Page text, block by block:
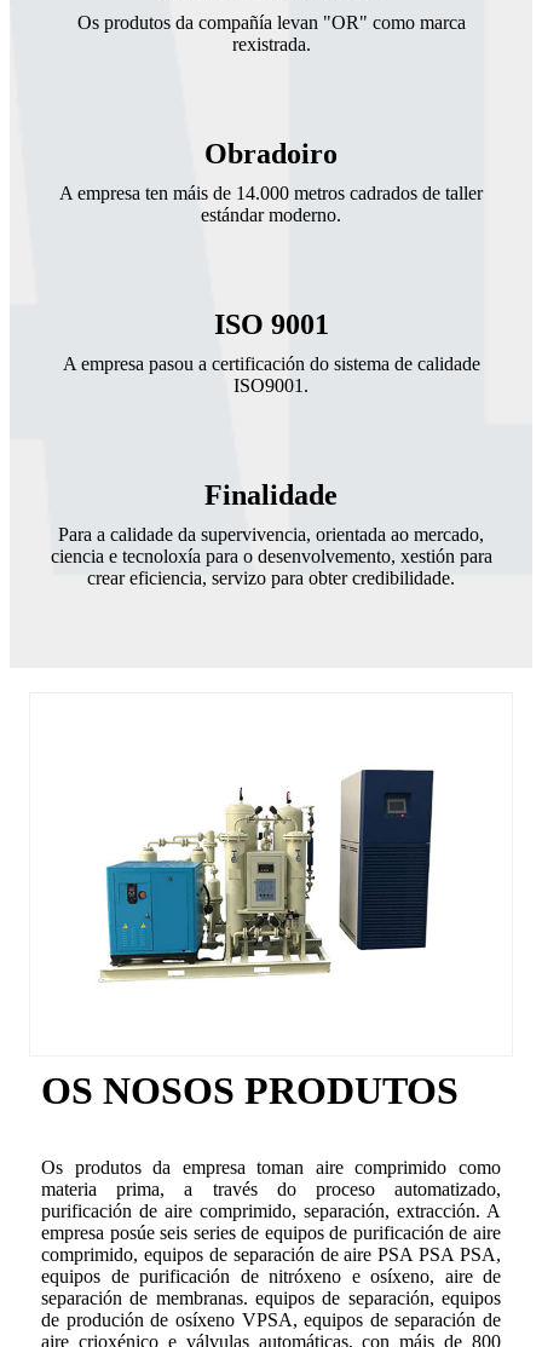
Os produtos da compañía levan "OR" como marca
rexistrada.
Obradoiro
A empresa ten máis de 14.000 metros cadrados de taller
estándar moderno.
ISO 9001
A empresa pasou a certificación do sistema de calidade
ISO9001.
Finalidade
Para a calidade da supervivencia, orientada ao mercado,
ciencia e tecnoloxía para o desenvolvemento, xestión para
crear eficiencia, servizo para obter credibilidade.
OS NOSOS PRODUTOS
Os produtos da empresa toman aire comprimido como
materia prima, a través do proceso automatizado,
purificación de aire comprimido, separación, extracción. A
empresa posúe seis series de equipos de purificación de aire
comprimido, equipos de separación de aire PSA PSA PSA,
equipos de purificación de nitróxeno e osíxeno, aire de
separación de membranas. equipos de separación, equipos
de produción de osíxeno VPSA, equipos de separación de
aire crioxénico e válvulas automáticas, con máis de 800